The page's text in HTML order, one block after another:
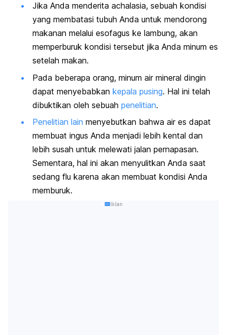
Jika Anda menderita achalasia, sebuah kondisi
yang membatasi tubuh Anda untuk mendorong
makanan melalui esofagus ke lambung, akan
memperburuk kondisi tersebut jika Anda minum es
setelah makan.
Pada beberapa orang, minum air mineral dingin
dapat menyebabkan kepala pusing. Hal ini telah
dibuktikan oleh sebuah penelitian.
Penelitian lain menyebutkan bahwa air es dapat
membuat ingus Anda menjadi lebih kental dan
lebih susah untuk melewati jalan pernapasan.
Sementara, hal ini akan menyulitkan Anda saat
sedang flu karena akan membuat kondisi Anda
memburuk.
Iklan